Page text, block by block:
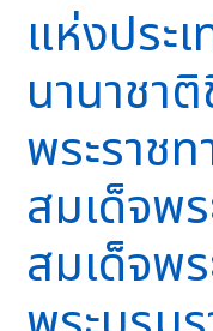
แห่งประ
นานาชา
พระราช
สมเด็จพ
สมเด็จพร